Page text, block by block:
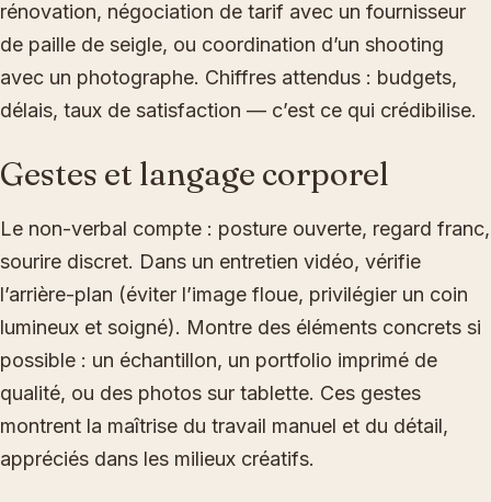
rénovation, négociation de tarif avec un fournisseur
de paille de seigle, ou coordination d’un shooting
avec un photographe. Chiffres attendus : budgets,
délais, taux de satisfaction — c’est ce qui crédibilise.
Gestes et langage corporel
Le non-verbal compte : posture ouverte, regard franc,
sourire discret. Dans un entretien vidéo, vérifie
l’arrière-plan (éviter l’image floue, privilégier un coin
lumineux et soigné). Montre des éléments concrets si
possible : un échantillon, un portfolio imprimé de
qualité, ou des photos sur tablette. Ces gestes
montrent la maîtrise du travail manuel et du détail,
appréciés dans les milieux créatifs.